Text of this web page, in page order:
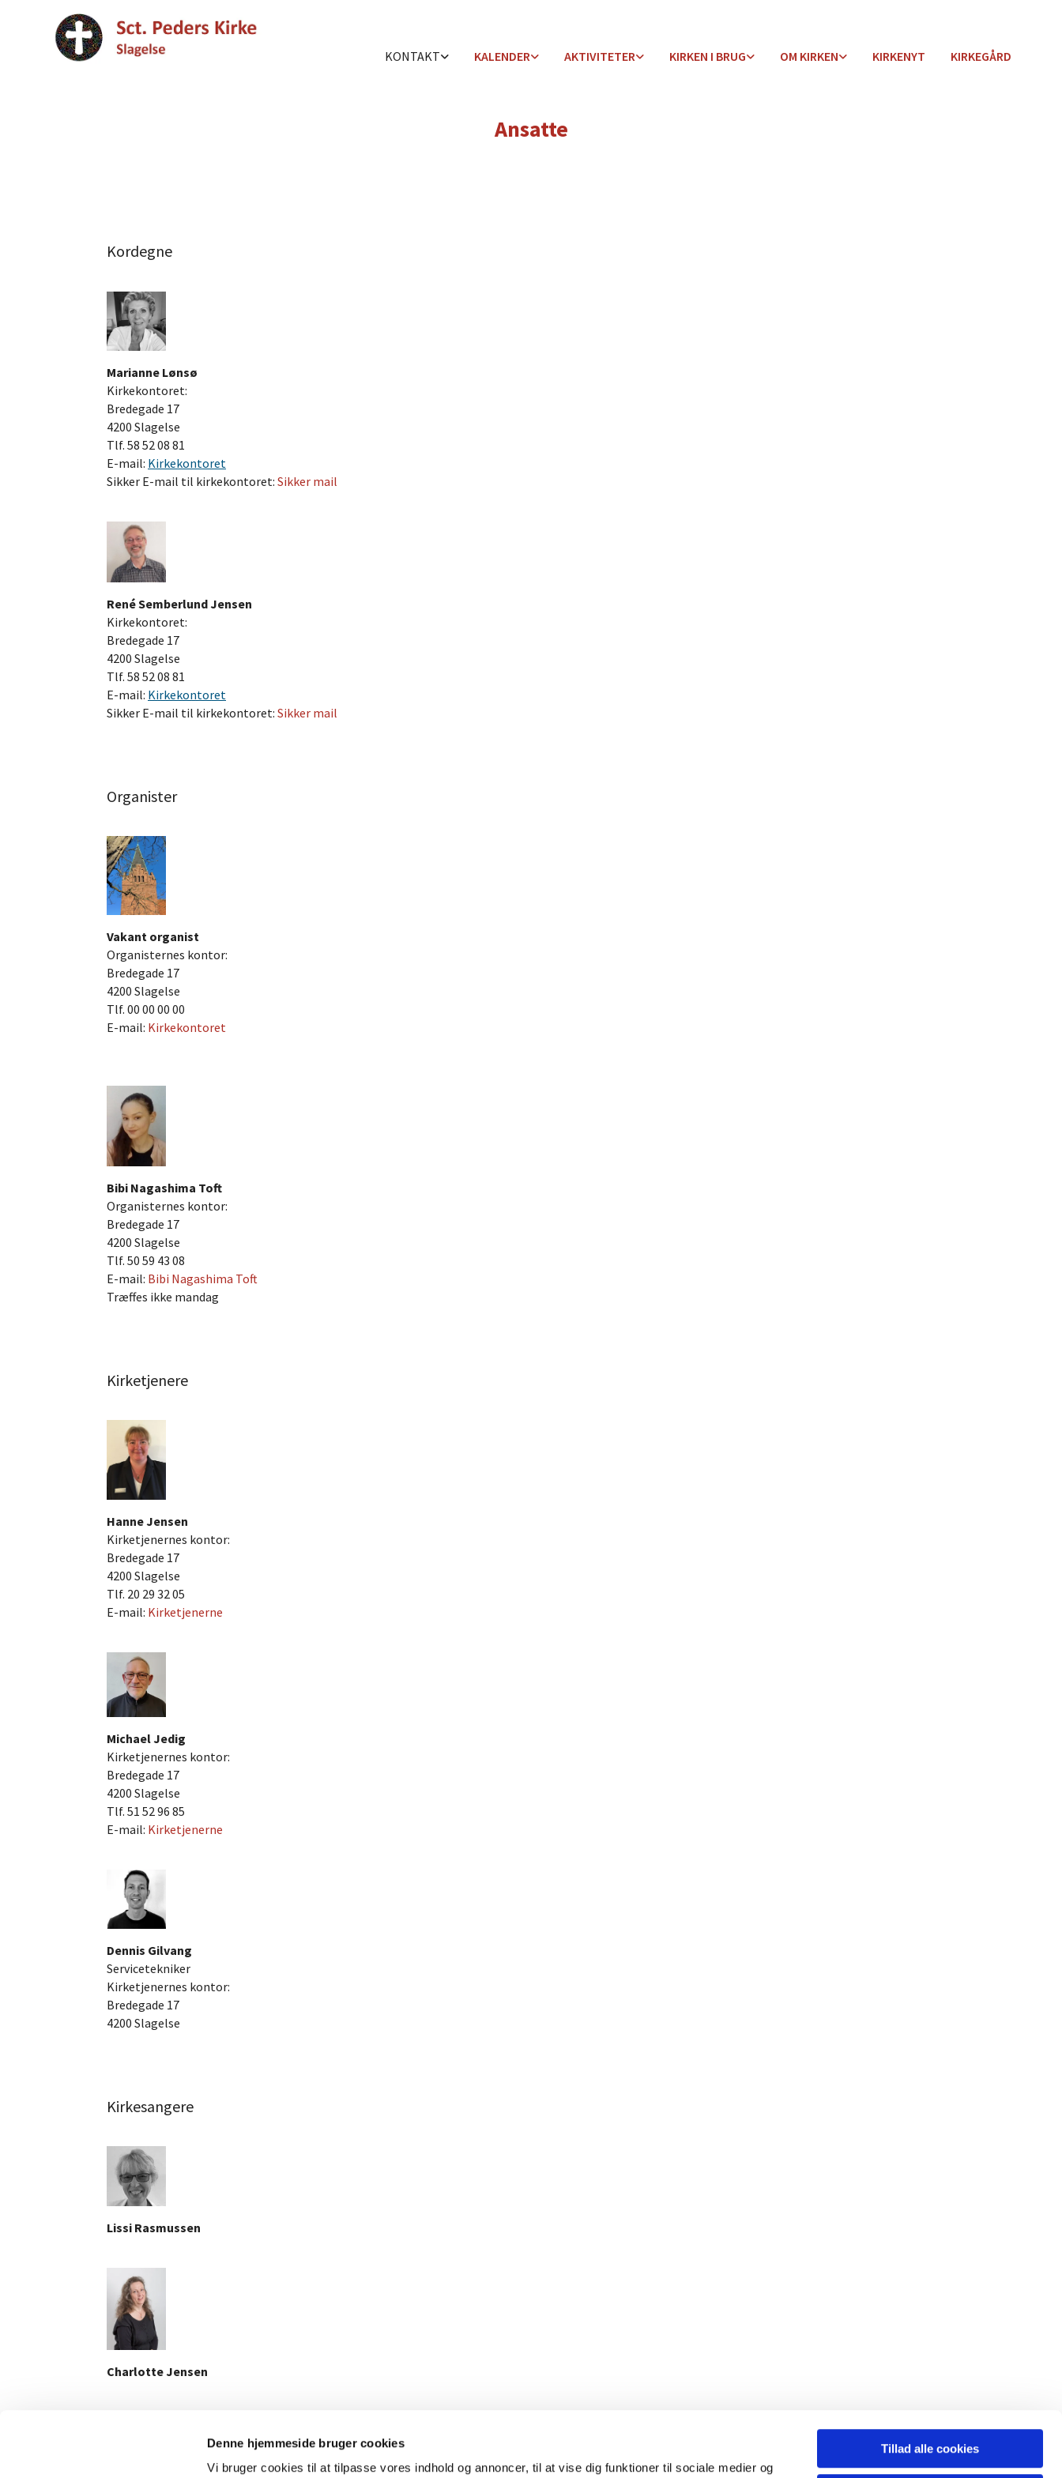
Denne hjemmeside bruger cookies
Vi bruger cookies til at tilpasse vores indhold og annoncer, til at vise dig funktioner til sociale medier og
Tillad alle cookies
KONTAKT KALENDER AKTIVITETER KIRKEN I BRUG OM KIRKEN KIRKENYT KIRKEGÅRD
Ansatte
Kordegne
Marianne Lønsø
Kirkekontoret:
Bredegade 17
4200 Slagelse
Tlf. 58 52 08 81
E-mail: Kirkekontoret
Sikker E-mail til kirkekontoret: Sikker mail
René Semberlund Jensen
Kirkekontoret:
Bredegade 17
4200 Slagelse
Tlf. 58 52 08 81
E-mail: Kirkekontoret
Sikker E-mail til kirkekontoret: Sikker mail
Organister
Vakant organist
Organisternes kontor:
Bredegade 17
4200 Slagelse
Tlf. 00 00 00 00
E-mail: Kirkekontoret
Bibi Nagashima Toft
Organisternes kontor:
Bredegade 17
4200 Slagelse
Tlf. 50 59 43 08
E-mail: Bibi Nagashima Toft
Træffes ikke mandag
Kirketjenere
Hanne Jensen
Kirketjenernes kontor:
Bredegade 17
4200 Slagelse
Tlf. 20 29 32 05
E-mail: Kirketjenerne
Michael Jedig
Kirketjenernes kontor:
Bredegade 17
4200 Slagelse
Tlf. 51 52 96 85
E-mail: Kirketjenerne
Dennis Gilvang
Servicetekniker
Kirketjenernes kontor:
Bredegade 17
4200 Slagelse
Kirkesangere
Lissi Rasmussen
Charlotte Jensen
Sct. Peders Kirke